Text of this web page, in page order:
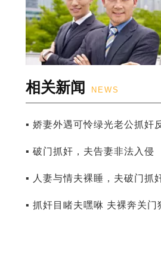
相关新闻 NEWS
▪ 娇妻外遇可怜绿光老公抓奸
▪ 破门抓奸，夫告妻非法入侵
▪ 人妻与情夫裸睡，夫破门抓
▪ 抓奸目睹夫嘿咻 夫裸奔关门